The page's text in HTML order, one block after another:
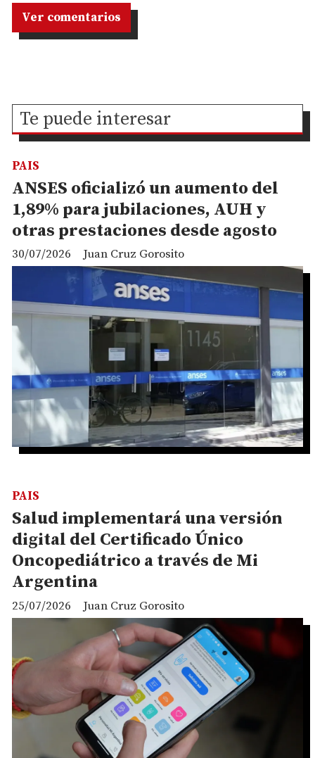
Ver comentarios
Te puede interesar
ANSES oficializó un aumento del
1,89% para jubilaciones, AUH y
otras prestaciones desde agosto
Juan Cruz Gorosito
PAIS
30/07/2026
Salud implementará una versión
digital del Certificado Único
Oncopediátrico a través de Mi
Argentina
Juan Cruz Gorosito
PAIS
25/07/2026